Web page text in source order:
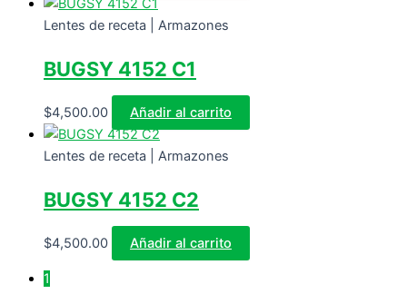
Lentes de receta | Armazones
BUGSY 4152 C1
$4,500.00 Añadir al carrito
Lentes de receta | Armazones
BUGSY 4152 C2
$4,500.00 Añadir al carrito
1